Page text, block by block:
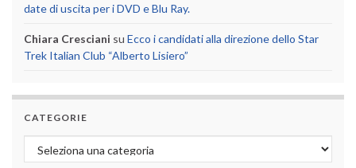
date di uscita per i DVD e Blu Ray.
Chiara Cresciani su Ecco i candidati alla direzione dello Star
Trek Italian Club “Alberto Lisiero”
CATEGORIE
Categorie